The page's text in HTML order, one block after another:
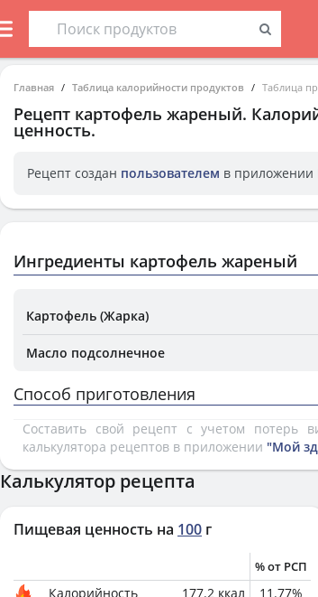
Главная Таблица калорийности продуктов Таблица
Рецепт картофель жареный.
ценность.
Рецепт создан пользователем в приложении
Ингредиенты картофель жареный
Картофель (Жарка)
Масло подсолнечное
Способ приготовления
Составить свой рецепт с учетом
калькулятора рецептов в приложении "Мой
Калькулятор рецепта
Пищевая ценность на 100 г
% от РСП
Калорийность 177.2 ккал 11.77%